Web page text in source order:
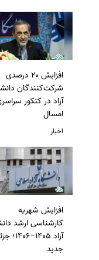
افزایش ۲۰ درصدی
شرکت‌کنندگان
آزاد در کنکور
امسال
اخبار
افزایش شهریه
کارشناسی ارشد
آزاد
جدید